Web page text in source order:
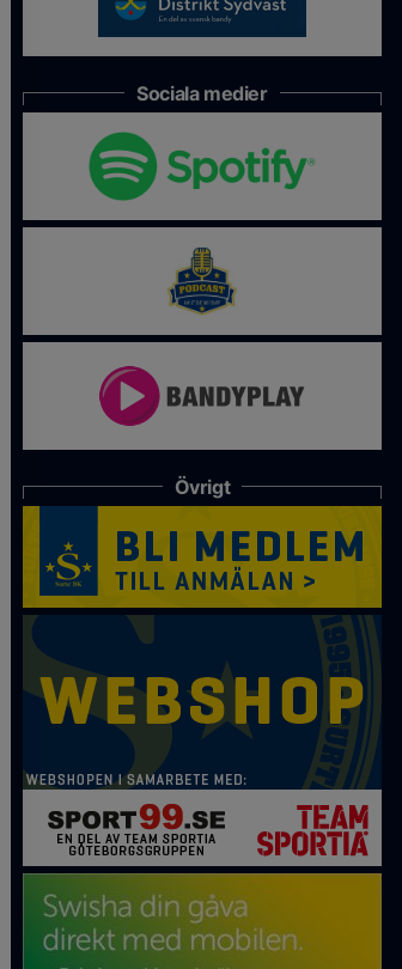
Sociala medier
Övrigt